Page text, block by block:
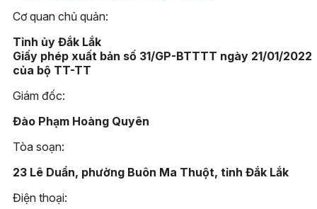
Cơ quan chủ quản:
Tỉnh ủy Đắk Lắk
Giấy phép xuất bản số 31/GP-BTTTT ngày 21/01/2022
của bộ TT-TT
Giám đốc:
Đào Phạm Hoàng Quyên
Tòa soạn:
23 Lê Duẩn, phường Buôn Ma Thuột, tỉnh Đắk Lắk
Điện thoại: